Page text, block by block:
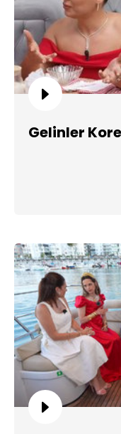
Gelinler